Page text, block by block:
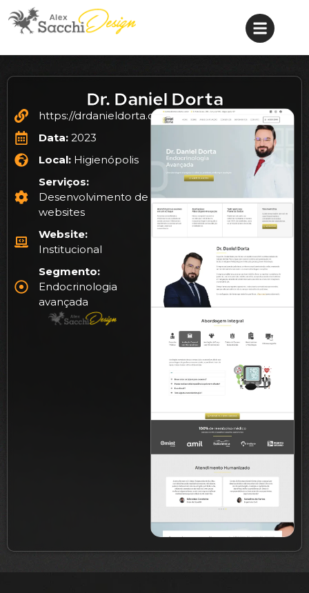
Dr. Daniel Dorta
https://drdanieldorta.com.br/
Data: 2023
Local: Higienópolis
Serviços:
Desenvolvimento de
websites
Website:
Institucional
Segmento:
Endocrinologia
avançada